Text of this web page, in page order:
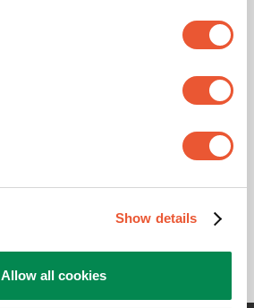
Show details
Allow all cookies